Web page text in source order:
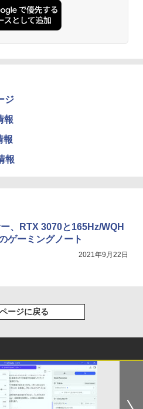
以上送料無料】タッチペンで音が
はじめてずかん1000 英語つき／
典編集部
アップグレード版】AOKIMI ワイヤ
ン bluetooth イヤホン V12 小型
ートゥースHi-Fi 最大36時間再生 ぶ
す コードレス ENCノイズキャン
ホン Bluetooth 5.4 ノイズキャンセ
(Stadium ver.)
レス ×8本
炭酸水 ラベルレス 500ml ×24本
ペットボトル 500ミリリットル (Sm
本の水 2L 8本 ラベルレス [ ケース
ットボトル ] [ 箱買い ] [ ストック
モノクロ版 39 (ジャンプ
DIGITAL)
ジ
報
報
報
、RTX 3070と165Hz/WQH
ゲーミングノート
2021年9月22日
ージに戻る